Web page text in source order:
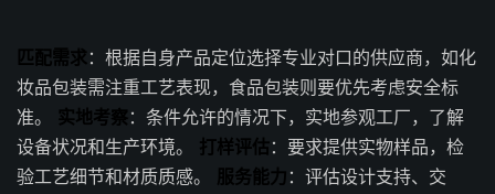
匹配需求：根据自身产品定位选择专业对口的供应商，如化
妆品包装需注重工艺表现，食品包装则要优先考虑安全标
准。 实地考察 ：条件允许的情况下，实地参观工厂，了解
设备状况和生产环境。 打样评估：要求提供实物样品，检
验工艺细节和材质质感。
服务能力 ：评估设计支持、交